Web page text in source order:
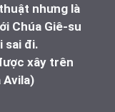
nhưng là
Chúa Giê-su
sai đi.
xây trên
Avila)